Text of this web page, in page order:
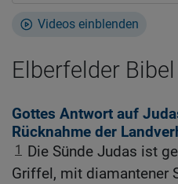
Videos einblenden
Elberfelder
Gottes Antwort auf
Rücknahme der
1
Die Sünde Judas ist
Griffel, mit diamantener